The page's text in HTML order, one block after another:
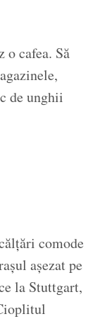
o cafea. Să
de unghii
comode
așezat pe
la Stuttgart,